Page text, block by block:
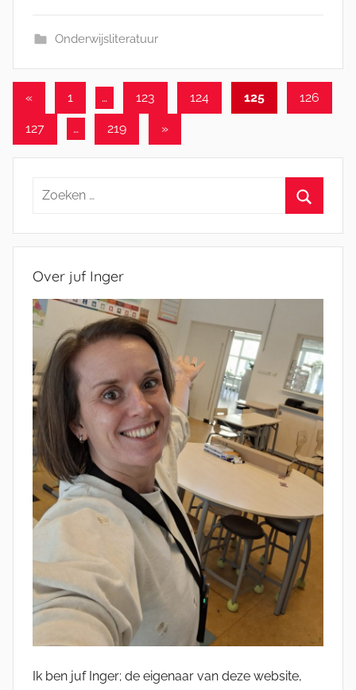
Onderwijsliteratuur
Berichten
paginering
«Vorige
berichten
1 … 123 124 125 126
127 … 219
Volgende
»
Zoeken
Over juf Inger
Ik ben juf Inger; de eigenaar van deze website,